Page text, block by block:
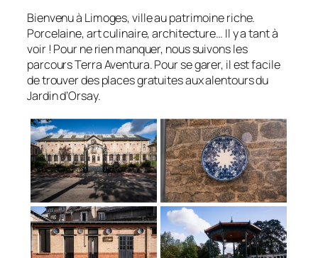
Bienvenu à Limoges, ville au patrimoine riche.
Porcelaine, art culinaire, architecture… Il y a tant à
voir ! Pour ne rien manquer, nous suivons les
parcours Terra Aventura. Pour se garer, il est facile
de trouver des places gratuites aux alentours du
Jardin d’Orsay.